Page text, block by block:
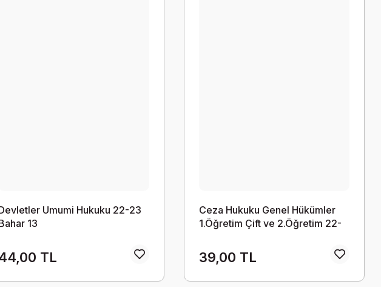
Umumi Hukuku 22-23
13
TL
Ceza Hukuku Genel Hükümler
1.Öğretim Çift ve 2.Öğretim 22-
39,00 TL